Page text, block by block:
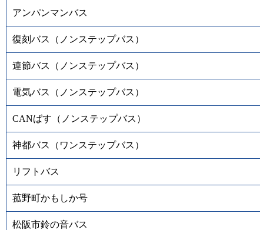
アンパンマンバス
復刻バス（ノンステップバス）
連節バス（ノンステップバス）
電気バス（ノンステップバス）
CANばす（ノンステップバス）
神都バス（ワンステップバス）
リフトバス
菰野町かもしか号
松阪市鈴の音バス